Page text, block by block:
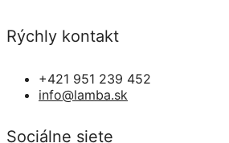
Rýchly kontakt
+421 951 239 452
info@lamba.sk
Sociálne siete